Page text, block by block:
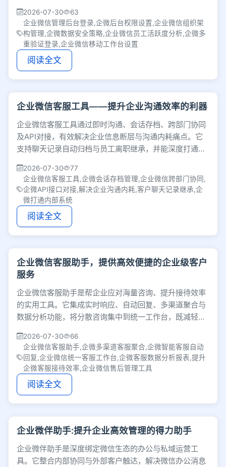
2026-07-30
63
企业微信管理后台登录,企微后台权限设置,企业微信组织架
构管理,企微数据安全策略,企业微信员工活跃度分析,企微多
重验证登录,企业微信移动工作台设置
阅读全文
企业微信客服工具——提升企业沟通效率的利器
企业微信客服工具通过即时沟通、会话存档、跨部门协同
及API对接，有效解决企业信息断层与沟通内耗痛点。它
支持聊天记录自动归档与员工离职继承，并能深度打通内
2026-07-30
77
企业微信客服工具,企微会话存档管理,企业微信跨部门协同,
企微API接口对接,解决企业沟通内耗,客户聊天记录继承,企
微打通内部系统
阅读全文
企业微信客服助手，提供高效便捷的企业级客户
服务
企业微信客服助手是帮企业应对海量咨询、提升接待效率
的实用工具。它集成实时响应、自动回复、多渠道聚合与
数据分析功能，将分散咨询集中到统一工作台，既减轻人
2026-07-30
66
企业微信客服助手,企微多渠道客服聚合,企微智能客服自动
回复,企业微信统一客服工作台,企微客服数据分析报表,提升
企微客服接待效率,企业微信售后管理工具
阅读全文
企业微伴助手:提升企业高效管理的得力助手
企业微伴助手是深度绑定微信生态的办公与私域运营工
具。它整合内部协同与外部客户触达，解决微信办公消息